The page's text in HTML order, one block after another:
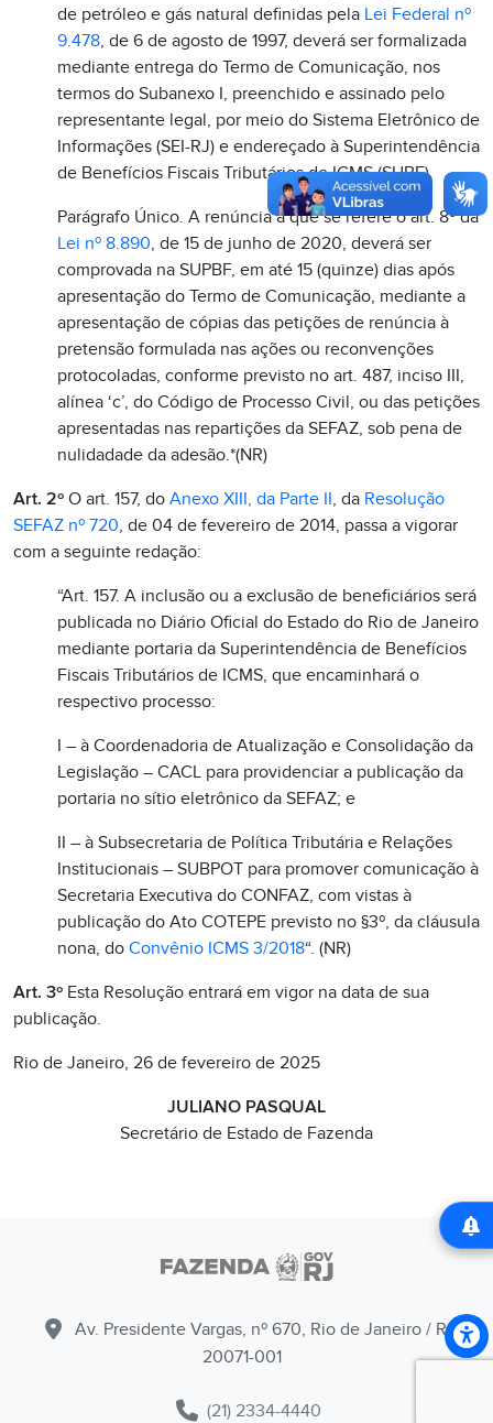
de petróleo e gás natural definidas pela Lei Federal nº
9.478, de 6 de agosto de 1997, deverá ser formalizada
mediante entrega do Termo de Comunicação, nos
termos do Subanexo I, preenchido e assinado pelo
representante legal, por meio do Sistema Eletrônico de
Informações (SEI-RJ) e endereçado à Superintendência
de Benefícios Fiscais Tributários de ICMS (SUBF).
Parágrafo Único. A renúncia a que se refere o art. 8º da
Lei nº 8.890, de 15 de junho de 2020, deverá ser
comprovada na SUPBF, em até 15 (quinze) dias após
apresentação do Termo de Comunicação, mediante a
apresentação de cópias das petições de renúncia à
pretensão formulada nas ações ou reconvenções
protocoladas, conforme previsto no art. 487, inciso III,
alínea ‘c’, do Código de Processo Civil, ou das petições
apresentadas nas repartições da SEFAZ, sob pena de
nulidadade da adesão.*(NR)
Art. 2º O art. 157, do Anexo XIII, da Parte II, da Resolução
SEFAZ nº 720, de 04 de fevereiro de 2014, passa a vigorar
com a seguinte redação:
“Art. 157. A inclusão ou a exclusão de beneficiários será
publicada no Diário Oficial do Estado do Rio de Janeiro
mediante portaria da Superintendência de Benefícios
Fiscais Tributários de ICMS, que encaminhará o
respectivo processo:
I – à Coordenadoria de Atualização e Consolidação da
Legislação – CACL para providenciar a publicação da
portaria no sítio eletrônico da SEFAZ; e
II – à Subsecretaria de Política Tributária e Relações
Institucionais – SUBPOT para promover comunicação à
Secretaria Executiva do CONFAZ, com vistas à
publicação do Ato COTEPE previsto no §3º, da cláusula
nona, do Convênio ICMS 3/2018“. (NR)
Art. 3º Esta Resolução entrará em vigor na data de sua
publicação.
Rio de Janeiro, 26 de fevereiro de 2025
JULIANO PASQUAL
Secretário de Estado de Fazenda
Av. Presidente Vargas, nº 670, Rio de Janeiro / RJ -
20071-001
(21) 2334-4440